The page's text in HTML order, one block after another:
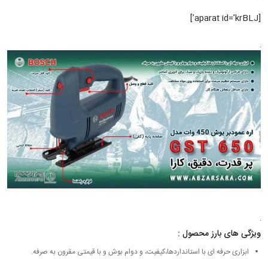
[aparat id=’krBLJ’]
ویژگی های بارز محصول :
ابزاری حرفه ای با استانداردها،کیفیت، و دوام بوش و با قیمتی مقرون به صرفه.